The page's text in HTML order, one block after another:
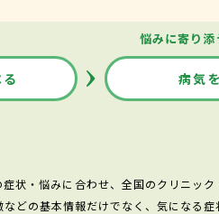
悩みに寄り
病気
状・悩みに合わせ、全国のクリニッ
どの基本情報だけでなく、気になる